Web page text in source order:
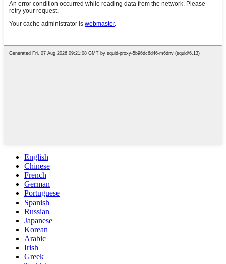
English
Chinese
French
German
Portuguese
Spanish
Russian
Japanese
Korean
Arabic
Irish
Greek